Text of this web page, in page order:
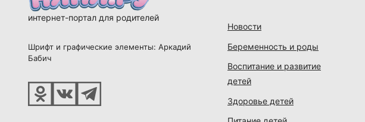
интернет-портал для родителей
Шрифт и графические элементы: Аркадий
Бабич
Новости
Беременность и роды
Воспитание и развитие
детей
Здоровье детей